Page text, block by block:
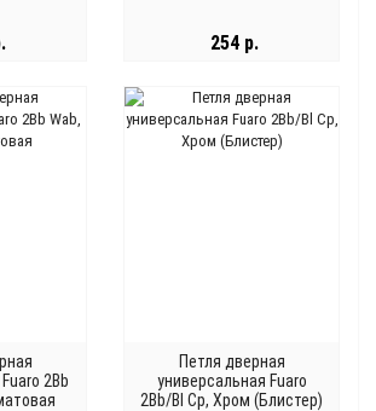
254 р.
2Bb
Петля дверная
универсальная Fuaro
2Bb/Bl Cp, Хром (Блистер)